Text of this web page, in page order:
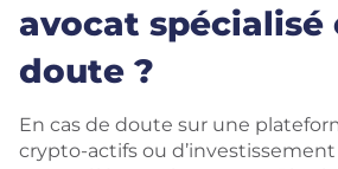
avocat spécialisé
doute ?
En cas de doute sur une
crypto-actifs ou